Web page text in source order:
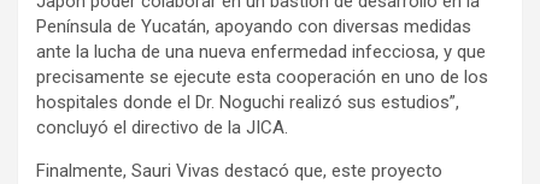
Península de Yucatán, apoyando con diversas medidas
ante la lucha de una nueva enfermedad infecciosa, y que
precisamente se ejecute esta cooperación en uno de los
hospitales donde el Dr. Noguchi realizó sus estudios”,
concluyó el directivo de la JICA.
Finalmente, Sauri Vivas destacó que, este proyecto